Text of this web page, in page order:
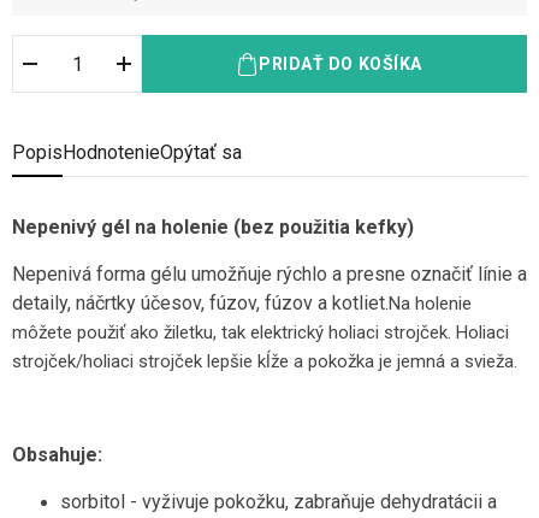
PRIDAŤ DO KOŠÍKA
Popis HodnotenieOpýtať sa
Nepenivý gél na holenie (bez použitia kefky)
Nepenivá forma gélu umožňuje rýchlo a presne označiť línie a
detaily, náčrtky účesov, fúzov, fúzov a kotliet.Na holenie
môžete použiť ako žiletku, tak elektrický holiaci strojček. Holiaci
strojček/holiaci strojček lepšie kĺže a pokožka je jemná a svieža.
Obsahuje:
sorbitol - vyživuje pokožku, zabraňuje dehydratácii a